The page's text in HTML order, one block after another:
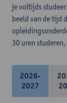
je voltijds
beeld van de tijd
30 uren
2026-
2027